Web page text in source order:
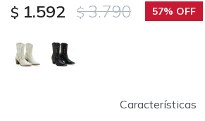
$ 1.592 $ 3.790 57
Características